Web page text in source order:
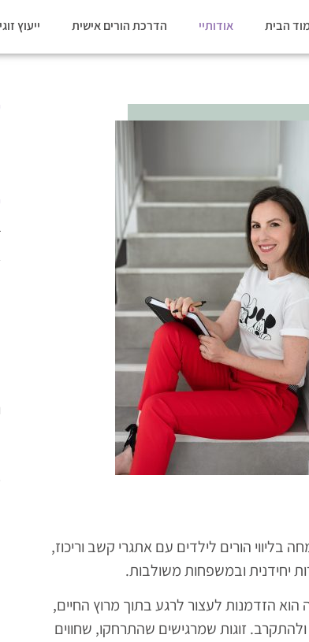
הבית אודותיי הדרכת הורים אישית ייעוץ זוגי
בליווי הורים לילדים עם אתגרי קשב וריכוז,
יחידנית ובמשפחות משולבות.
הוא הזדמנות לעצור לרגע בתוך מרוץ החיים,
זוגות שמרגישים שהתרחקו, שחווים